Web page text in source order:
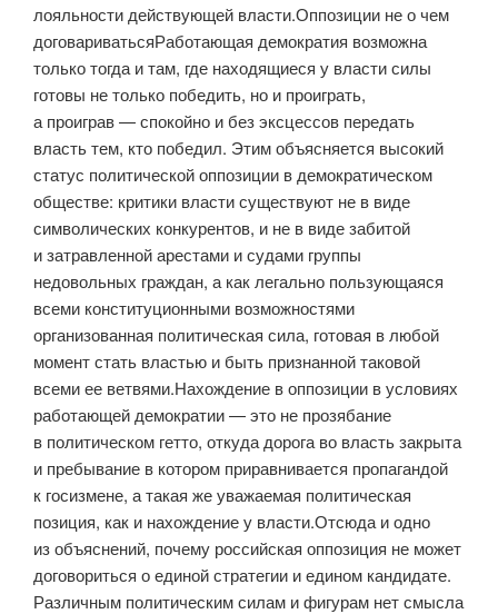
лояльности действующей власти.Оппозиции не о чем
договариватьсяРаботающая демократия возможна
только тогда и там, где находящиеся у власти силы
готовы не только победить, но и проиграть,
а проиграв — спокойно и без эксцессов передать
власть тем, кто победил. Этим объясняется высокий
статус политической оппозиции в демократическом
обществе: критики власти существуют не в виде
символических конкурентов, и не в виде забитой
и затравленной арестами и судами группы
недовольных граждан, а как легально пользующаяся
всеми конституционными возможностями
организованная политическая сила, готовая в любой
момент стать властью и быть признанной таковой
всеми ее ветвями.Нахождение в оппозиции в условиях
работающей демократии — это не прозябание
в политическом гетто, откуда дорога во власть закрыта
и пребывание в котором приравнивается пропагандой
к госизмене, а такая же уважаемая политическая
позиция, как и нахождение у власти.Отсюда и одно
из объяснений, почему российская оппозиция не может
договориться о единой стратегии и едином кандидате.
Различным политическим силам и фигурам нет смысла